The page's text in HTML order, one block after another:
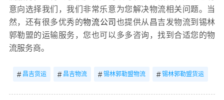
意向选择我们，我们非常乐意为您解决物流相关问题。当
然，还有很多优秀的物流公司 也提供从昌吉发物流到锡林
郭勒盟的运输服务，您也可以多多咨询，找到合适您的物
流服务商。
#昌吉货运 #昌吉物流 #锡林郭勒盟物流 #锡林郭勒盟货运